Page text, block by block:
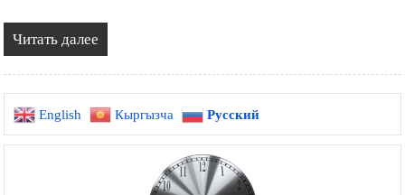
Читать далее
English Кыргызча Русский